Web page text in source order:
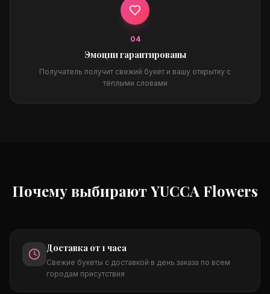
04
Эмоции гарантированы
Получатель получит свежий букет и вашу открытку с
тёплыми словами
Почему выбирают YUCCA Flowers
Доставка от 1 часа
Свежие букеты с доставкой в день заказа по всем
городам присутствия